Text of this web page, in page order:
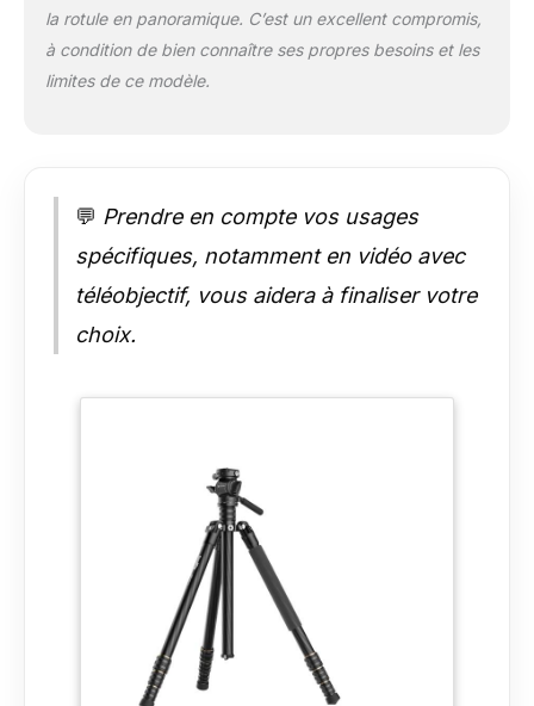
la rotule en panoramique. C’est un excellent compromis,
à condition de bien connaître ses propres besoins et les
limites de ce modèle.
💬 Prendre en compte vos usages
spécifiques, notamment en vidéo avec
téléobjectif, vous aidera à finaliser votre
choix.